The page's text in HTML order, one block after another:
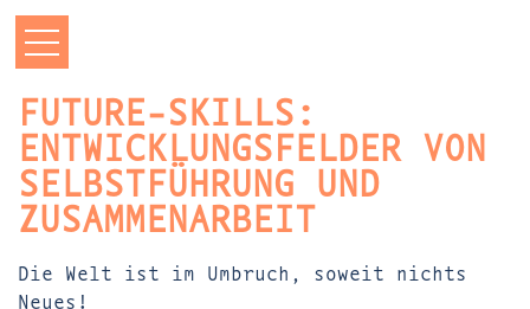
FUTURE-SKILLS:
ENTWICKLUNGSFELDER VON
SELBSTFÜHRUNG UND
ZUSAMMENARBEIT
Die Welt ist im Umbruch, soweit nichts
Neues!